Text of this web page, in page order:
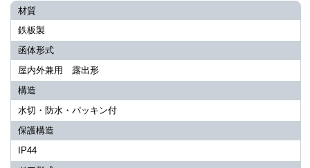
材質
鉄板製
函体形式
屋内外兼用 露出形
構造
水切・防水・パッキン付
保護構造
IP44